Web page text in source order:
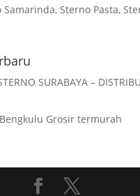
Sterno Pasta,
SURABAYA –
Grosir termurah